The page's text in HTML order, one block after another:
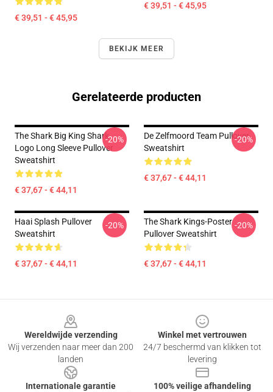
€ 39,51 - € 45,95
€ 39,51 - € 45,95
BEKIJK MEER
Gerelateerde producten
The Shark Big King Shark
Logo Long Sleeve Pullover
Sweatshirt
€ 37,67 - € 44,11
-20%
De Zelfmoord Team Pullover
Sweatshirt
€ 37,67 - € 44,11
-20%
Haai Splash Pullover
Sweatshirt
€ 37,67 - € 44,11
-20%
The Shark Kings-Poster
Pullover Sweatshirt
€ 37,67 - € 44,11
-20%
Wereldwijde verzending
Wij verzenden naar meer dan 200
landen
Winkel met vertrouwen
24/7 beschermd van klikken tot
levering
Internationale garantie
100% veilige afhandeling